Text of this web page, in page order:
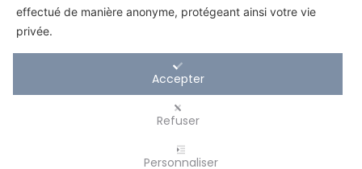
effectué de manière anonyme, protégeant ainsi votre vie
privée.
Accepter
Refuser
Personnaliser